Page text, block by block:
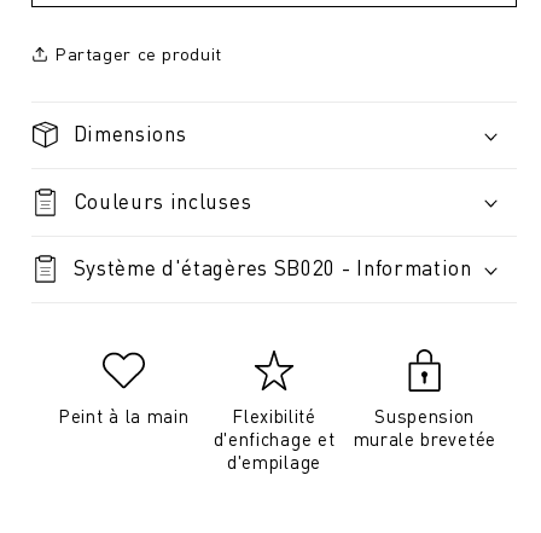
Partager ce produit
Dimensions
Couleurs incluses
Système d'étagères SB020 - Information
Peint à la main
Flexibilité
d'enfichage et
d'empilage
Suspension
murale brevetée